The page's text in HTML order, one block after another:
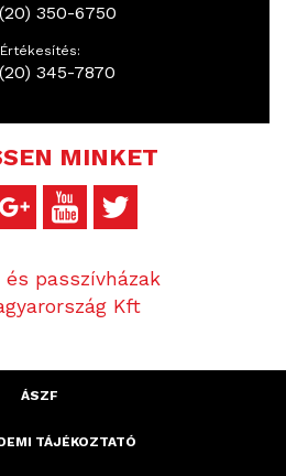
350-6750
Értékesítés:
345-7870
MINKET
passzívházak
Kft
ÁSZF
TÁJÉKOZTATÓ